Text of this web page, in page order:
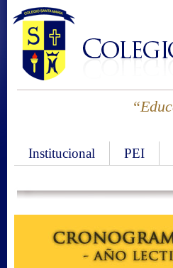
Institucional PEI